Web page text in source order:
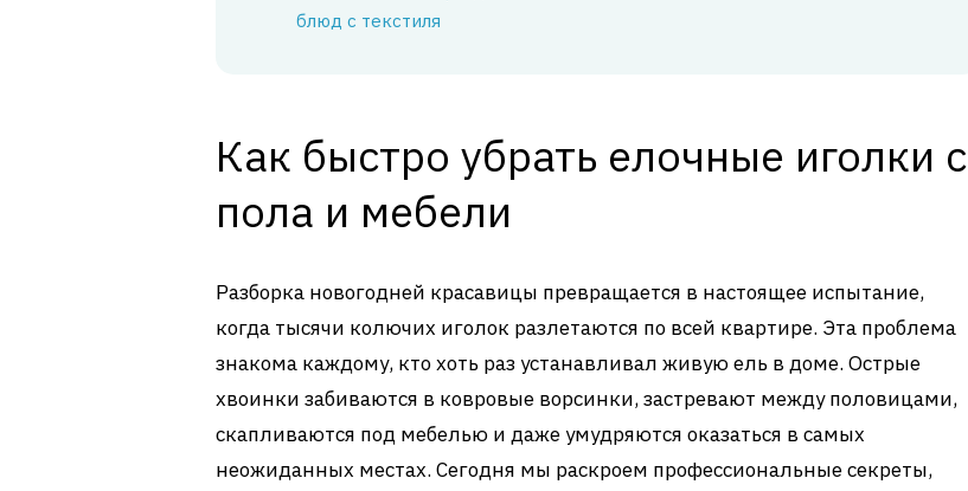
блюд с текстиля
Как быстро убрать елочные иголки с
пола и мебели
Разборка новогодней красавицы превращается в настоящее испытание,
когда тысячи колючих иголок разлетаются по всей квартире. Эта проблема
знакома каждому, кто хоть раз устанавливал живую ель в доме. Острые
хвоинки забиваются в ковровые ворсинки, застревают между половицами,
скапливаются под мебелью и даже умудряются оказаться в самых
неожиданных местах. Сегодня мы раскроем профессиональные секреты,